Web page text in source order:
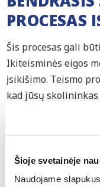
Šioje svetainėje
Naudojame
PROCESAS
Šis procesas gali
Ikiteisminės eigos
įsikišimo. Teismo
kad jūsų
mes esame
abiem etapais.
intervencijos.